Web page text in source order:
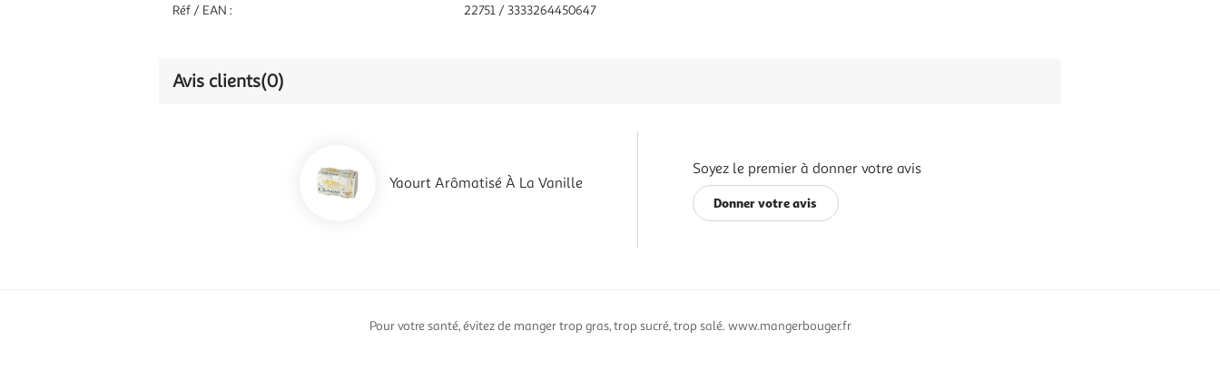
Réf / EAN : 22751 / 3333264450647
Avis clients(0)
Yaourt Arômatisé À La Vanille
Soyez le premier à donner votre avis
Donner votre avis
Pour votre santé, évitez de manger trop gras, trop sucré, trop salé. www.mangerbouger.fr